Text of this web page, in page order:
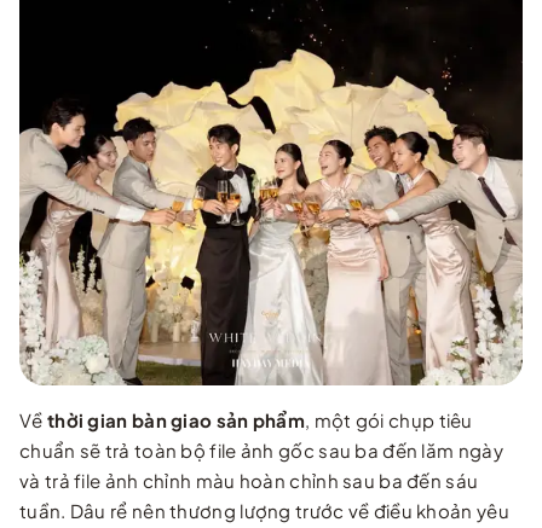
Về thời gian bàn giao sản phẩm, một gói chụp tiêu
chuẩn sẽ trả toàn bộ file ảnh gốc sau ba đến lăm ngày
và trả file ảnh chỉnh màu hoàn chỉnh sau ba đến sáu
tuần. Dâu rể nên thương lượng trước về điều khoản yêu